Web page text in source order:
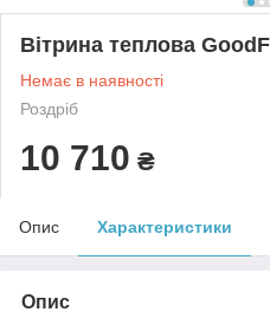
Вітрина теплова
Немає в наявності
Роздріб
10 710 ₴
Опис Характеристики
Опис